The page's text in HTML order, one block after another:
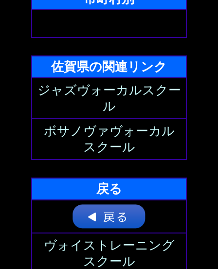
佐賀県の関連リンク
ジャズヴォーカルスクー
ル
ボサノヴァヴォーカル
スクール
戻る
ヴォイストレーニング
スクール